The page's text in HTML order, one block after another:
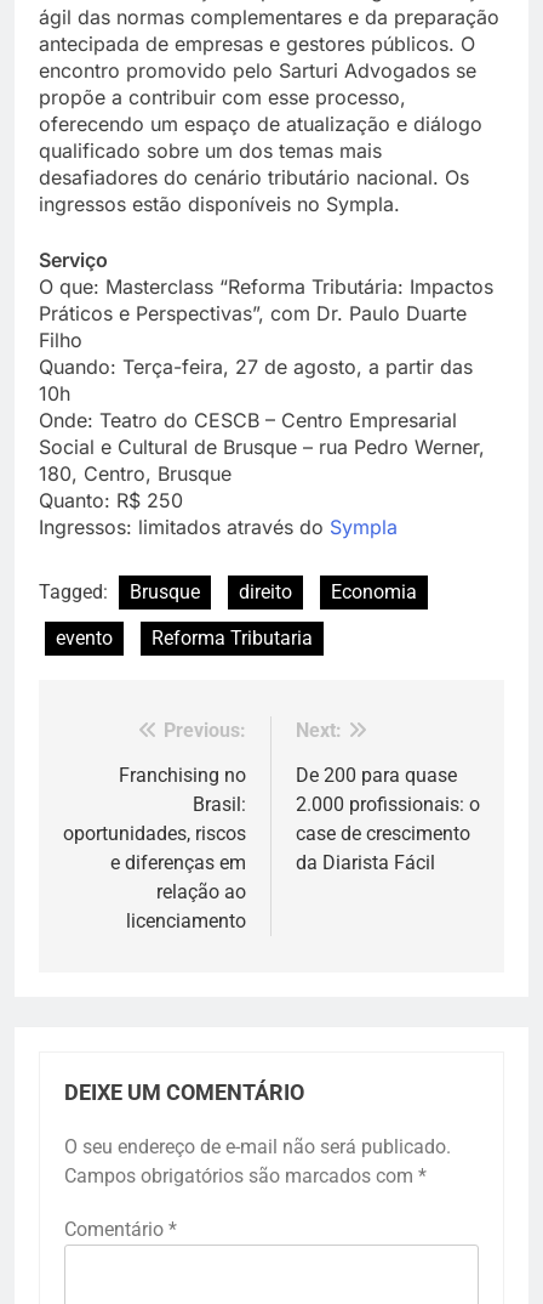
ágil das normas complementares e da preparação
antecipada de empresas e gestores públicos. O
encontro promovido pelo Sarturi Advogados se
propõe a contribuir com esse processo,
oferecendo um espaço de atualização e diálogo
qualificado sobre um dos temas mais
desafiadores do cenário tributário nacional. Os
ingressos estão disponíveis no Sympla.
Serviço
O que: Masterclass “Reforma Tributária: Impactos
Práticos e Perspectivas”, com Dr. Paulo Duarte
Filho
Quando: Terça-feira, 27 de agosto, a partir das
10h
Onde: Teatro do CESCB – Centro Empresarial
Social e Cultural de Brusque – rua Pedro Werner,
180, Centro, Brusque
Quanto: R$ 250
Ingressos: limitados através do Sympla
Tagged: Brusque direito
Economia
evento
Reforma Tributaria
Navegação
Post
Previous:
Franchising no
Brasil:
oportunidades, riscos
e diferenças em
relação ao
licenciamento
Next:
De 200 para quase
2.000 profissionais: o
case de crescimento
da Diarista Fácil
DEIXE UM COMENTÁRIO
O seu endereço de e-mail não será publicado.
Campos obrigatórios são marcados com *
Comentário *